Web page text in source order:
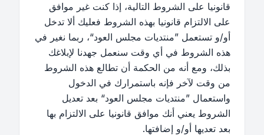
قانونيا على الشروط التالية، إذا كنت غير موافق
على الالتزام قانونيا بهذه الشروط فعليك ألا تدخل
أو/و تستعمل ”منتديات مجلس العود“، ربما نغير في
هذه الشروط في أي وقت سنعمل جهدنا لإبلاغك
بذلك، ومع أنه من الحكمة أن تطالع هذه الشروط
من وقت لآخر فإنه باستمرارك في الدخول
واستعمال ”منتديات مجلس العود“ بعد تعديل
الشروط يعني أنك موافق قانونيا على الالتزام بها
بعد تعديها أو/و إضافتها.